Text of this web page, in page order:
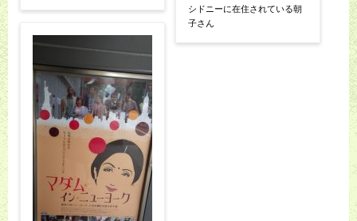
シドニーに在住されている朝
子さん